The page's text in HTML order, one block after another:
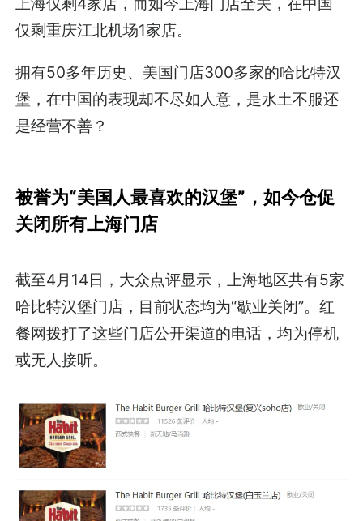
仅剩重庆江北机场1家店。
拥有50多年历史、美国门店300多家的哈比特汉
堡，在中国的表现却不尽如人意，是水土不服还
是经营不善？
被誉为“美国人最喜欢的汉堡”，如今仓促
关闭所有上海门店
截至4月14日，大众点评显示，上海地区共有5家
哈比特汉堡门店，目前状态均为“歇业关闭”。红
餐网拨打了这些门店公开渠道的电话，均为停机
或无人接听。